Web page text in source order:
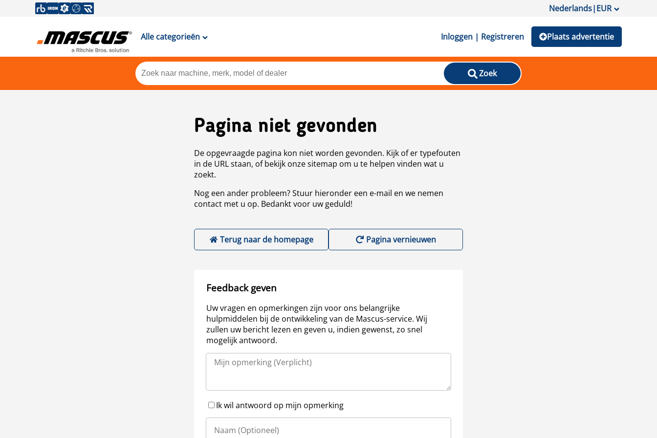
Nederlands|EUR
Alle categorieën Inloggen | Registreren Plaats advertentie
Zoek
Pagina niet gevonden
De opgevraagde pagina kon niet worden gevonden. Kijk of er typefouten
in de URL staan, of bekijk onze sitemap om u te helpen vinden wat u
zoekt.
Nog een ander probleem? Stuur hieronder een e-mail en we nemen
contact met u op. Bedankt voor uw geduld!
Terug naar de homepage Pagina vernieuwen
Feedback geven
Uw vragen en opmerkingen zijn voor ons belangrijke
hulpmiddelen bij de ontwikkeling van de Mascus-service. Wij
zullen uw bericht lezen en geven u, indien gewenst, zo snel
mogelijk antwoord.
Ik wil antwoord op mijn opmerking